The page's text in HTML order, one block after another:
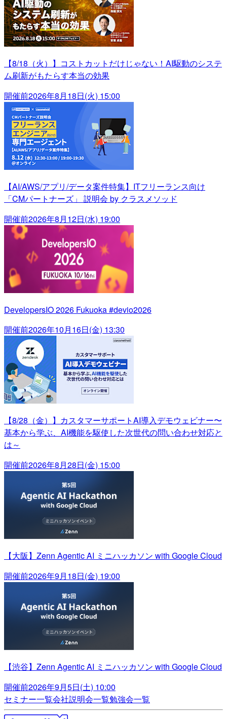
【8/18（火）】コストカットだけじゃない！AI駆動のシステ
ム刷新がもたらす本当の効果
開催前2026年8月18日(火) 15:00
【AI/AWS/アプリ/データ案件特集】ITフリーランス向け
「CMパートナーズ」 説明会 by クラスメソッド
開催前2026年8月12日(水) 19:00
DevelopersIO 2026 Fukuoka #devio2026
開催前2026年10月16日(金) 13:30
【8/28（金）】カスタマーサポートAI導入デモウェビナー〜
基本から学ぶ、AI機能を駆使した次世代の問い合わせ対応と
は～
開催前2026年8月28日(金) 15:00
【大阪】Zenn Agentic AI ミニハッカソン with Google Cloud
開催前2026年9月18日(金) 19:00
【渋谷】Zenn Agentic AI ミニハッカソン with Google Cloud
開催前2026年9月5日(土) 10:00
セミナー一覧会社説明会一覧勉強会一覧